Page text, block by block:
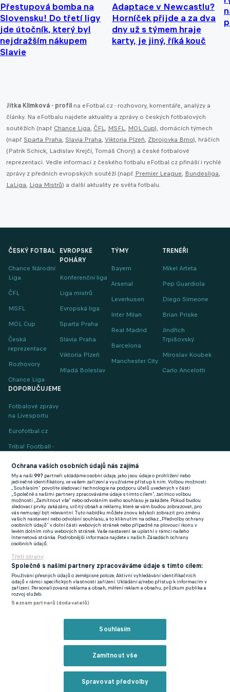
Přestupová bomba na
Slovensku! Do třetí ligy
jde útočník, který byl
nejdražším nákupem
Slavie
Adaptace v Newcastlu?
Horníček přijde a za dva
dny už s týmem hraje
karty, je jiný, říká kouč
Jitka Klimková - profil na eFotbal.cz - rozhovory, komentáře, analýzy a
články. Na eFotbalu najdete aktuality a zprávy o českých fotbalových
soutěžích (např. Chance Liga, ČFL, MSFL, MOL Cup), domácích týmech
(např. Sparta Praha, Slavia Praha, Viktoria Plzeň, Zbrojovka Brno), hráčích
(Patrik Schick, Ladislav Krejčí, Tomáš Chorý) a české fotbalové
reprezentaci. Vedle informací z českého fotbalu eFotbal.cz přináší i rychlé
zprávy z předních evropských soutěží (např. Premier League, Bundesliga,
LaLiga, Liga Mistrů) a další aktuality ze světa fotbalu.
ČESKÝ FOTBAL
Chance Národní
Liga
ČFL
MSFL
MOL Cup
Česká
reprezentace
Rozhovory
Chance Liga
EVROPSKÉ
POHÁRY
Konferenční liga
Liga mistrů
Evropská liga
Sparta Praha
Slavia Praha
Viktoria Plzeň
Mladá Boleslav
TÝMY
Bayern
Arsenal
Leverkusen
Inter Milan
Real Madrid
Barcelona
Manchester City
TRENÉŘI
Mikel Arteta
Pep Guardiola
Diego Simeone
Brian Priske
Jindřich
Trpišovský
Miroslav Koubek
Carlo Ancelotti
DOPORUČUJEME
Fotbalové zprávy
na Livesportu
Eurofotbal.cz
Tribal Football -
(EN)
FlashFutbal (SK)
Tenisportal.cz
Tenisové zprávy
na Livesportu
Podmínky užití
Zásady ochrany osobních údajů
GDPR a žurnalistika
Ochrana vašich osobních údajů nás zajímá
My a naši997 partneři ukládáme osobní údaje, jako jsou údaje o prohlížení nebo
jedinečné identifikátory, ve vašem zařízení a využíváme přístup k nim. Volbou možnosti
„Souhlasím“ povolíte sledovací technologie na podporu účelů uvedených v části
„Společně s našimi partnery zpracováváme údaje s tímto cílem“, zatímco volbou
možnosti „Zamítnout vše“ nebo odvoláním svého souhlasu je zakážete. Pokud budou
sledovací prvky zakázány, určitý obsah a reklamy, které se vám budou zobrazovat, pro
vás nemusejí být relevantní. Tuto nabídku můžete znovu kdykoli zobrazit pro změnu
vašich nastavení nebo odvolání souhlasu, a to kliknutím na odkaz „Předvolby ochrany
osobních údajů“ v dolní části webových stránek nebo případně na plovoucí ikonu v
levém dolním rohu webových stránek. Vaše nastavení se uplatní v rámci našeho
Internetová stránka. Podrobnější informace najdete v našich Zásadách ochrany
osobních údajů.
Třetí strany
Společně s našimi partnery zpracováváme údaje s tímto cílem:
Používání přesných údajů o zeměpisné poloze. Aktivní vyhledávání identifikačních
údajů v rámci specifických vlastností zařízení. Ukládání a/nebo přístup k informacím v
zařízení. Personalizovaná reklama a obsah, měření reklam a obsahu, průzkum publika a
rozvoj služeb.
Seznam partnerů (dodavatelů)
Souhlasím
Zamítnout vše
Spravovat předvolby